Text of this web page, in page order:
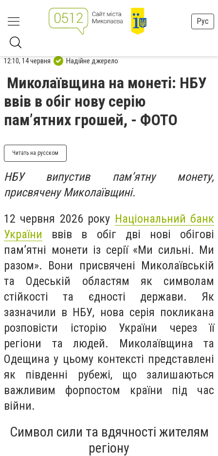
Рус
12:10, 14 червня Надійне джерело
Миколаївщина на монеті: НБУ
ввів в обіг нову серію
пам’ятних грошей, - ФОТО
Читать на русском
НБУ випустив пам’ятну монету,
присвячену Миколаївщині.
12 червня 2026 року Національний банк
України ввів в обіг дві нові обігові
пам’ятні монети із серії «Ми сильні. Ми
разом». Вони присвячені Миколаївській
та Одеській областям як символам
стійкості та єдності держави. Як
зазначили в НБУ, нова серія покликана
розповісти історію України через її
регіони та людей. Миколаївщина та
Одещина у цьому контексті представлені
як південні рубежі, що залишаються
важливим форпостом країни під час
війни.
Символ сили та вдячності жителям
регіону